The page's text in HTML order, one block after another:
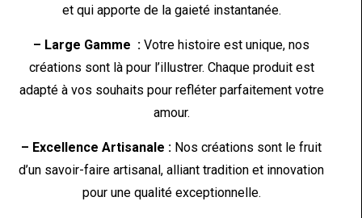
et qui apporte de la gaieté instantanée.
– Large Gamme : Votre histoire est unique, nos
créations sont là pour l’illustrer. Chaque produit est
adapté à vos souhaits pour refléter parfaitement votre
amour.
– Excellence Artisanale : Nos créations sont le fruit
d’un savoir-faire artisanal, alliant tradition et innovation
pour une qualité exceptionnelle.